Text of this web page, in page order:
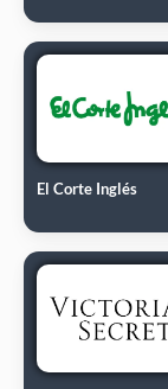
El Corte Inglés